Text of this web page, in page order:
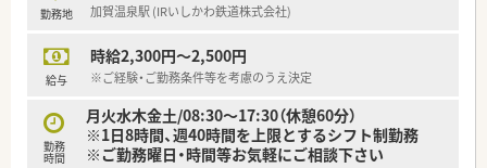
勤務地 加賀温泉駅 (IRいしかわ鉄道株式会社)
給与
時給2,300円～2,500円
※ご経験・ご勤務条件等を考慮のうえ決定
勤務
時間
月火水木金土/08:30～17:30（休憩60分）
※1日8時間、週40時間を上限とするシフト制勤務
※ご勤務曜日・時間等お気軽にご相談下さい